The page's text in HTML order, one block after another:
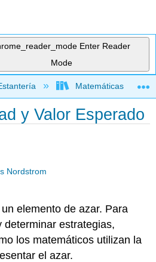
Enter Reader
Mode
jerarquía global
Matemáticas
y Valor Esperado
Nordstrom
elemento de azar. Para
determinar estrategias,
los matemáticos utilizan la
el azar.